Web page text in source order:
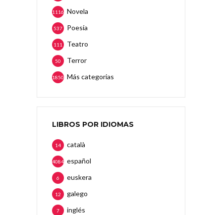
Novela
1116
Poesía
537
Teatro
111
Terror
50
Más categorias
1850
LIBROS POR IDIOMAS
català
14
español
4084
euskera
6
galego
12
inglés
7